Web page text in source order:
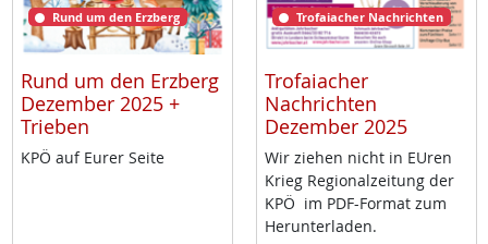
Rund um den Erzberg
Rund um den Erzberg
Dezember 2025 +
Trieben
KPÖ auf Eu­rer Sei­te
Trofaiacher Nachrichten
Trofaiacher
Nachrichten
Dezember 2025
Wir zie­hen nicht in EU­ren
Krieg Re­gio­nal­zei­tung der
KPÖ im PDF-For­mat zum
Her­un­ter­la­den.